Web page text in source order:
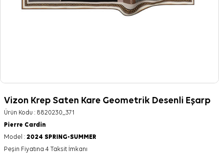
Vizon Krep Saten Kare Geometrik Desenli Eşarp
Ürün Kodu : 8820230_371
Pierre Cardin
Model : 2024 SPRING-SUMMER
Peşin Fiyatına 4 Taksit İmkanı